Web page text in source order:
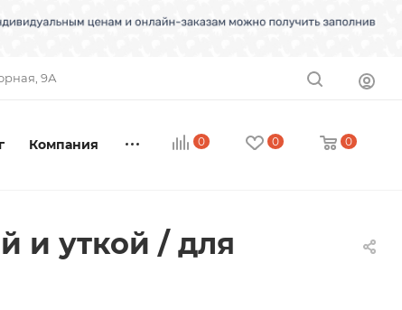
9А
0 0 0
Компания
и уткой / для